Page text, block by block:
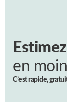
en
C’est rapide,